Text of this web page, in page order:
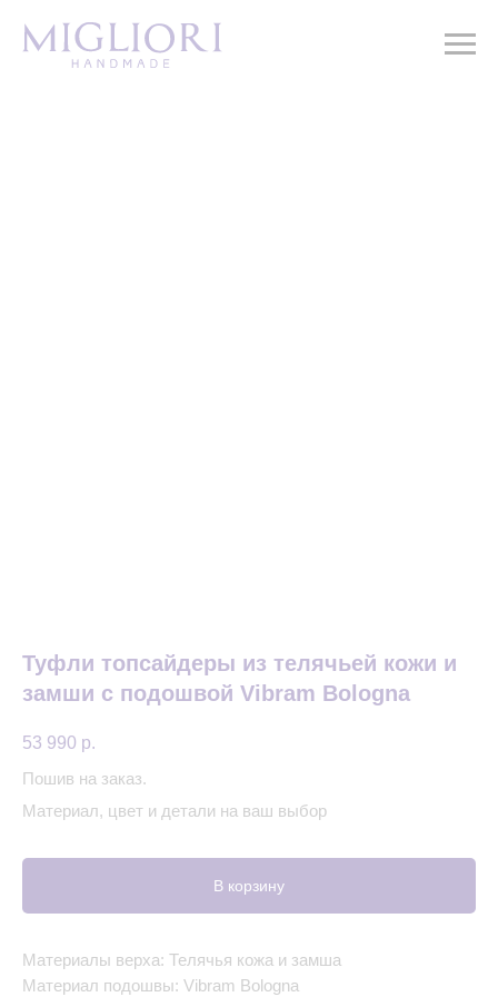
Туфли топсайдеры из телячьей кожи и
замши с подошвой Vibram Bologna
53 990 р.
Пошив на заказ.
Материал, цвет и детали на ваш выбор
В корзину
Материалы верха: Телячья кожа и замша
Материал подошвы: Vibram Bologna